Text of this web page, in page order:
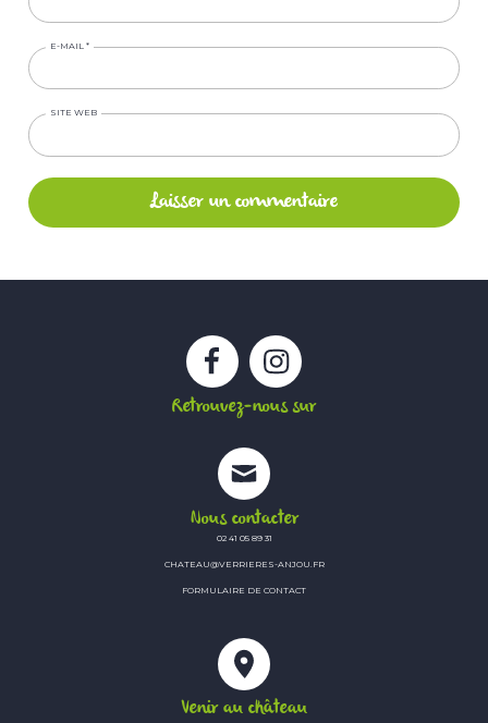
E-MAIL *
SITE WEB
Retrouvez-nous sur
FacebookInstagram
Nous contacter
02 41 05 89 31
CHATEAU@VERRIERES-ANJOU.FR
FORMULAIRE DE CONTACT
Venir au château